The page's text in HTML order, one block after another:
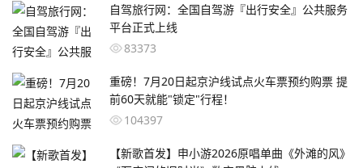
自驾旅行网：全国自驾游『出行安全』公共服务
平台正式上线
83373
重磅！7月20日起京沪线试点火车票预约购票 提
前60天就能"锁定"行程！
104397
【新歌首发】申小游2026原唱单曲《外滩的风》